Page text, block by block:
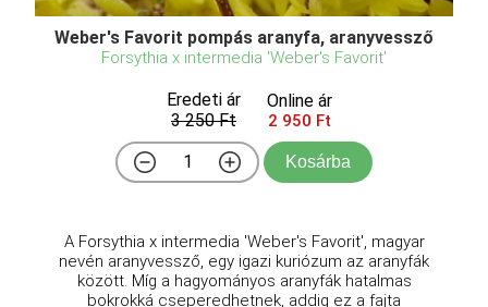
Weber's Favorit pompás aranyfa, aranyvessző
Forsythia x intermedia 'Weber's Favorit'
Eredeti ár
3 250 Ft
Online ár
2 950 Ft
Kosárba
A Forsythia x intermedia 'Weber's Favorit', magyar
nevén aranyvessző, egy igazi kuriózum az aranyfák
között. Míg a hagyományos aranyfák hatalmas
bokrokká cseperedhetnek, addig ez a fajta